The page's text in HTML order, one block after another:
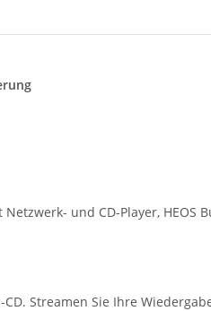
und CD-Player,
Streamen Sie Ihre